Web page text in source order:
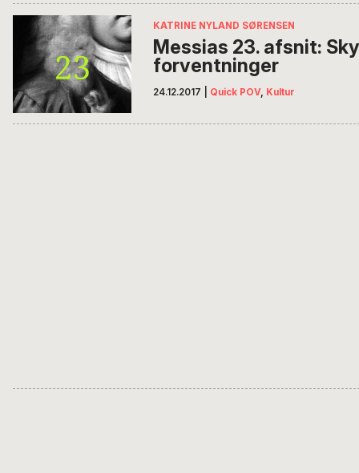
KATRINE NYLAND SØRENSEN
Messias 23. afsnit:
forventninger
24.12.2017 Quick POV, Kultur